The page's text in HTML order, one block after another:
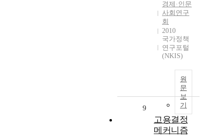
경제·인문
사회연구
회
2010
국가정책
연구포털
(NKIS)
원
문
보
기
9
고용결정
메커니즘